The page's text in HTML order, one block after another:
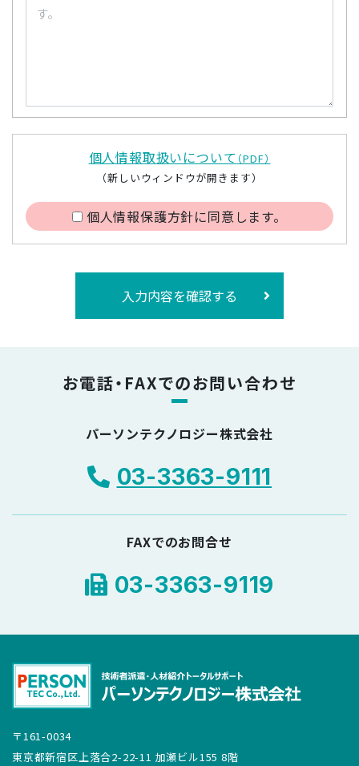
個人情報取扱いについて （PDF）
（新しいウィンドウが開きます）
個人情報保護方針に同意します。
入力内容を確認する
お電話・FAXでのお問い合わせ
パーソンテクノロジー株式会社
03-3363-9111
FAXでのお問合せ
03-3363-9119
〒161-0034
東京都新宿区上落合2-22-11 加瀬ビル155 8階